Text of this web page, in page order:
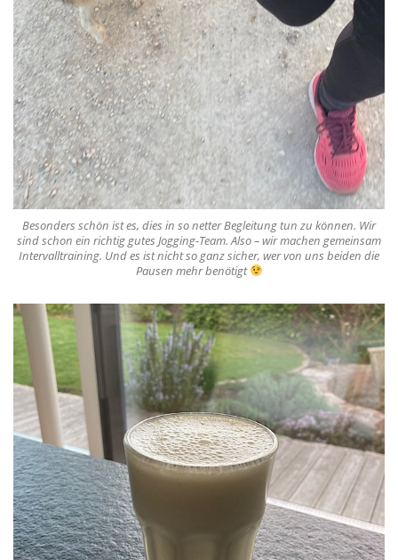
Besonders schön ist es, dies in so netter Begleitung tun zu können. Wir
sind schon ein richtig gutes Jogging-Team. Also – wir machen gemeinsam
Intervalltraining. Und es ist nicht so ganz sicher, wer von uns beiden die
Pausen mehr benötigt